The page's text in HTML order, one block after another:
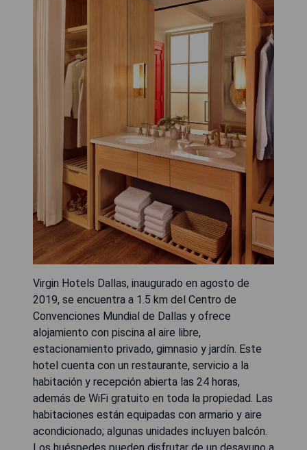
Virgin Hotels Dallas, inaugurado en agosto de
2019, se encuentra a 1.5 km del Centro de
Convenciones Mundial de Dallas y ofrece
alojamiento con piscina al aire libre,
estacionamiento privado, gimnasio y jardín. Este
hotel cuenta con un restaurante, servicio a la
habitación y recepción abierta las 24 horas,
además de WiFi gratuito en toda la propiedad. Las
habitaciones están equipadas con armario y aire
acondicionado; algunas unidades incluyen balcón.